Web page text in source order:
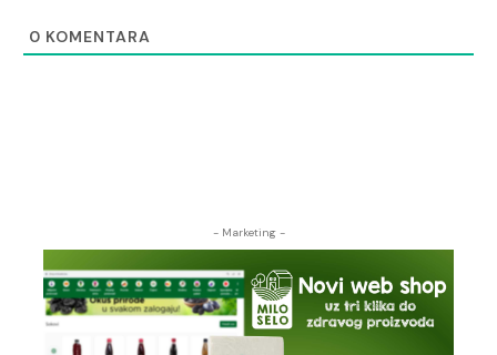
0 KOMENTARA
- Marketing -